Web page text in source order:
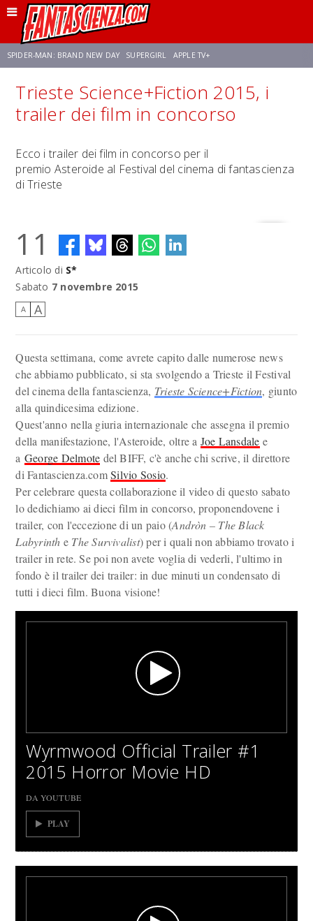
SPIDER-MAN: BRAND NEW DAY SUPERGIRL APPLE TV+
FRANCO RICCIARDIELLO ZENDAYA STAR TREK AVENGERS: DOOMSDAY
Trieste Science+Fiction 2015, i
trailer dei film in concorso
Ecco i trailer dei film in concorso per il
premio Asteroide al Festival del cinema di fantascienza
di Trieste
11
Articolo di S*
Sabato 7 novembre 2015
A A
Questa settimana, come avrete capito dalle numerose news
che abbiamo pubblicato, si sta svolgendo a Trieste il Festival
del cinema della fantascienza, Trieste Science+Fiction, giunto
alla quindicesima edizione.
Quest'anno nella giuria internazionale che assegna il premio
della manifestazione, l'Asteroide, oltre a Joe Lansdale e
a George Delmote del BIFF, c'è anche chi scrive, il direttore
di Fantascienza.comSilvio Sosio.
Per celebrare questa collaborazione il video di questo sabato
lo dedichiamo ai dieci film in concorso, proponendovene i
trailer, con l'eccezione di un paio (Andròn – The Black
Labyrinth e The Survivalist) per i quali non abbiamo trovato i
trailer in rete. Se poi non avete voglia di vederli, l'ultimo in
fondo è il trailer dei trailer: in due minuti un condensato di
tutti i dieci film. Buona visione!
Wyrmwood Official Trailer #1
2015 Horror Movie HD
DA YOUTUBE
PLAY